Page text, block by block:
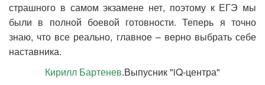
страшного в самом экзамене нет, поэтому к ЕГЭ мы
были в полной боевой готовности. Теперь я точно
знаю, что все реально, главное – верно выбрать себе
наставника.
Кирилл Бартенев.Выпусник "iQ-центра"